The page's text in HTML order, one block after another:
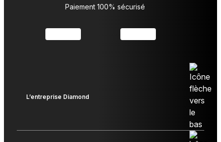
Paiement 100% sécurisé
L’entreprise Diamond